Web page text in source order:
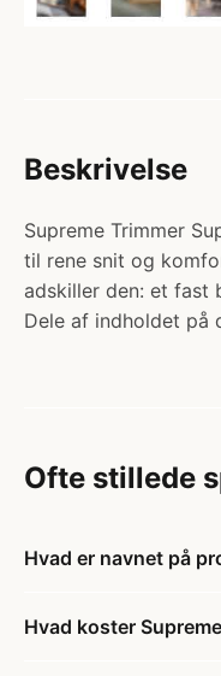
Beskrivelse
Supreme Trimmer
til rene snit og
adskiller den: et fast
Dele af indholdet på
Ofte stillede
Hvad er navnet på
Hvad koster